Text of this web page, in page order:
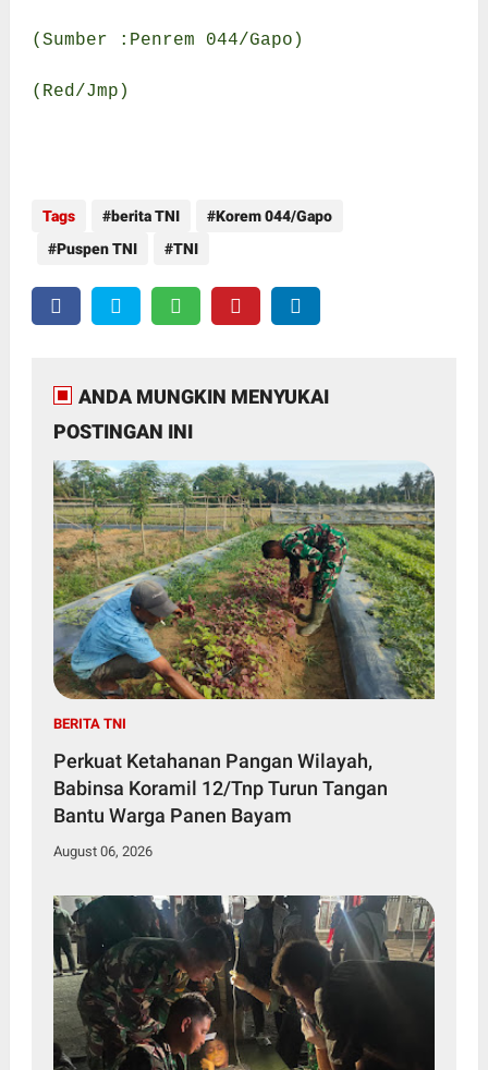
(Sumber :Penrem 044/Gapo)
(Red/Jmp)
Tags berita TNI
Korem 044/Gapo
Puspen TNI
TNI
ANDA MUNGKIN MENYUKAI
POSTINGAN INI
BERITA TNI
Perkuat Ketahanan Pangan Wilayah,
Babinsa Koramil 12/Tnp Turun Tangan
Bantu Warga Panen Bayam
August 06, 2026